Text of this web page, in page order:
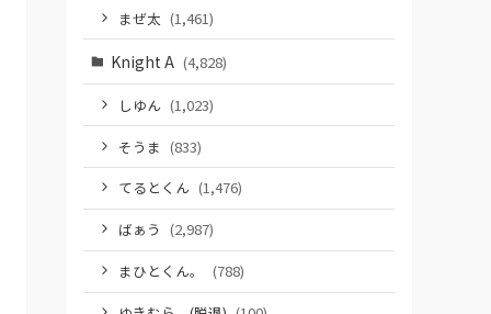
まぜ太 (1,461)
Knight A (4,828)
しゆん (1,023)
そうま (833)
てるとくん (1,476)
ばぁう (2,987)
まひとくん。
(788)